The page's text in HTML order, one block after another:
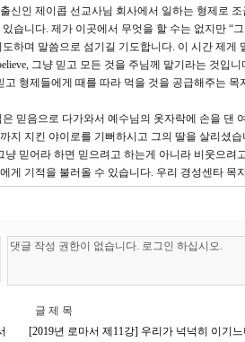
신인 제이콥 선교사님 회사에서 일하는 형제로
습니다. 제가 이곳에서 무엇을 할 수는 없지만 “
하며 말씀으로 섬기길 기도합니다. 이 시간 제
그냥 믿고 모든 것을 주님께 맡기라는 것입
고 형제들에게 때를 따라 먹을 것을 공급해주는 목
믿음으로 다가와서 예수님의 옷자락에 손을 댄
지 지킨 야이로를 기뻐하시고 그의 딸을 살리셨
냥 믿어라 하면 믿으려고 하는게 아니라 비웃으
게 기적을 불러올 수 있습니다. 우리 경성센타
글 제 목
[2019년 로마서 제11강] 우리가 넉넉히 이기